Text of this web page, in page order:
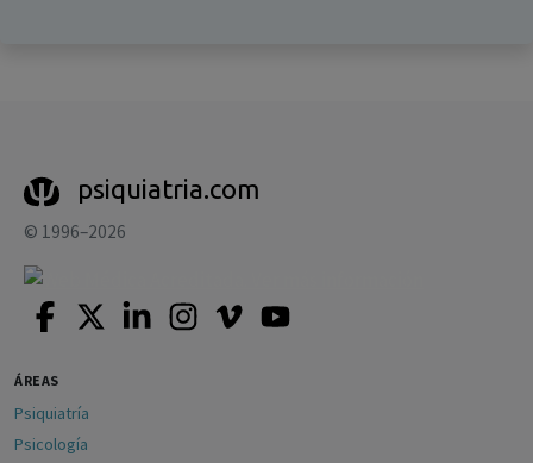
psiquiatria.com
© 1996–2026
ÁREAS
Psiquiatría
Psicología